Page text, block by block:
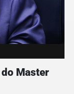
Master